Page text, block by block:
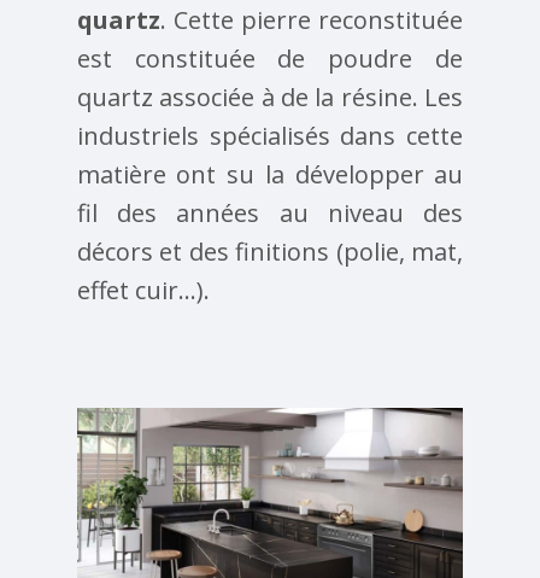
quartz. Cette pierre reconstituée
est constituée de poudre de
quartz associée à de la résine. Les
industriels spécialisés dans cette
matière ont su la développer au
fil des années au niveau des
décors et des finitions (polie, mat,
effet cuir…).